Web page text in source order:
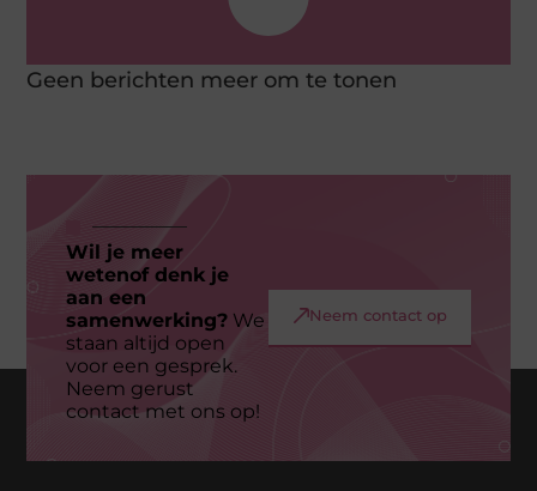
Geen berichten meer om te tonen
Wil je meer
wetenof denk je
aan een
samenwerking?We
staan altijd open
voor een gesprek.
Neem gerust
contact met ons op!
Neem contact op